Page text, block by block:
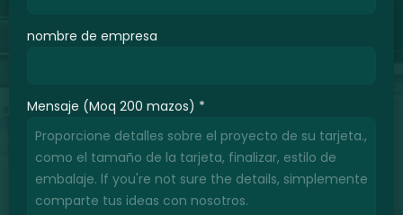
nombre de empresa
Mensaje (Moq 200 mazos) *